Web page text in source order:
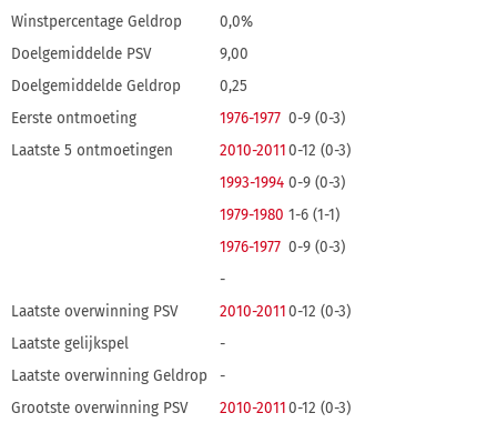
Winstpercentage Geldrop
0,0%
Doelgemiddelde PSV
9,00
Doelgemiddelde Geldrop
0,25
Eerste ontmoeting
1976-1977 0-9 (0-3)
Laatste 5 ontmoetingen
2010-20110-12 (0-3)
1993-1994 0-9 (0-3)
1979-1980 1-6 (1-1)
1976-1977 0-9 (0-3)
-
Laatste overwinning PSV
2010-20110-12 (0-3)
Laatste gelijkspel
-
Laatste overwinning Geldrop
-
Grootste overwinning PSV
2010-20110-12 (0-3)